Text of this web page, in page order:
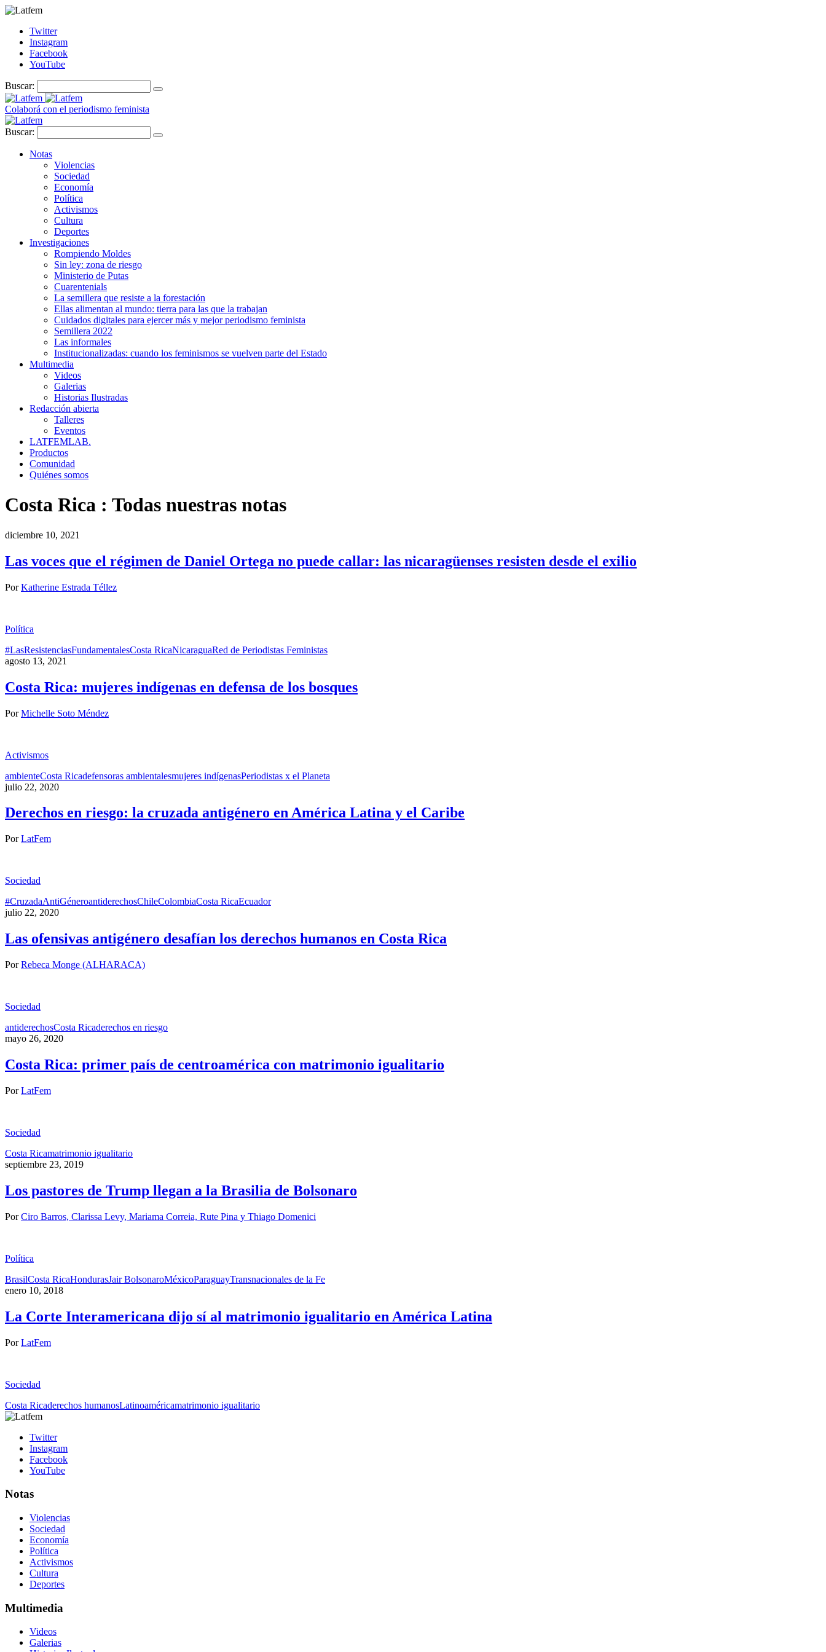
Twitter
Instagram
Facebook
YouTube
Buscar:
Colaborá con el periodismo feminista
Buscar:
Notas
Violencias
Sociedad
Economía
Política
Activismos
Cultura
Deportes
Investigaciones
Rompiendo Moldes
Sin ley: zona de riesgo
Ministerio de Putas
Cuarentenials
La semillera que resiste a la forestación
Ellas alimentan al mundo: tierra para las que la trabajan
Cuidados digitales para ejercer más y mejor periodismo feminista
Semillera 2022
Las informales
Institucionalizadas: cuando los feminismos se vuelven parte del Estado
Multimedia
Videos
Galerias
Historias Ilustradas
Redacción abierta
Talleres
Eventos
LATFEMLAB.
Productos
Comunidad
Quiénes somos
Costa Rica : Todas nuestras notas
diciembre 10, 2021
Las voces que el régimen de Daniel Ortega no puede callar: las nicaragüenses resisten desde el exilio
PorKatherine Estrada Téllez
Política
#LasResistenciasFundamentalesCosta RicaNicaraguaRed de Periodistas Feministas
agosto 13, 2021
Costa Rica: mujeres indígenas en defensa de los bosques
PorMichelle Soto Méndez
Activismos
ambienteCosta Ricadefensoras ambientalesmujeres indígenasPeriodistas x el Planeta
julio 22, 2020
Derechos en riesgo: la cruzada antigénero en América Latina y el Caribe
PorLatFem
Sociedad
#CruzadaAntiGéneroantiderechosChileColombiaCosta RicaEcuador
julio 22, 2020
Las ofensivas antigénero desafían los derechos humanos en Costa Rica
PorRebeca Monge (ALHARACA)
Sociedad
antiderechosCosta Ricaderechos en riesgo
mayo 26, 2020
Costa Rica: primer país de centroamérica con matrimonio igualitario
PorLatFem
Sociedad
Costa Ricamatrimonio igualitario
septiembre 23, 2019
Los pastores de Trump llegan a la Brasilia de Bolsonaro
PorCiro Barros, Clarissa Levy, Mariama Correia, Rute Pina y Thiago Domenici
Política
BrasilCosta RicaHondurasJair BolsonaroMéxicoParaguayTransnacionales de la Fe
enero 10, 2018
La Corte Interamericana dijo sí al matrimonio igualitario en América Latina
PorLatFem
Sociedad
Costa Ricaderechos humanosLatinoaméricamatrimonio igualitario
Twitter
Instagram
Facebook
YouTube
Notas
Violencias
Sociedad
Economía
Política
Activismos
Cultura
Deportes
Multimedia
Videos
Galerias